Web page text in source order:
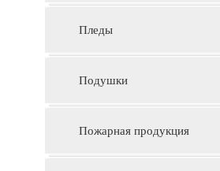
Пледы
Подушки
Пожарная продукция